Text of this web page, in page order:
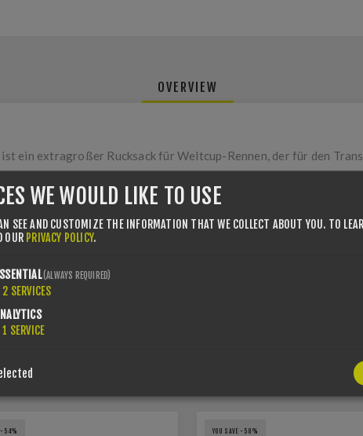
OVERVIEW
ein extragroßer Rucksack für Weltcup-Rennen, der für den
Der Rucksack ist so konzipiert, dass deine Ausrüstung
von der übrigen Ausrüstung, während schützende Innenzonen
Platz für Layer und Ausrüstung für den Renntag. Kleinere
Planenboden halten den Inhalt bei jeglichen
WHO BOUGHT THIS ITEM ALSO
-54% YOU SAVE -58%
WE WOULD LIKE TO USE
SEE AND CUSTOMIZE THE INFORMATION THAT WE COLLECT ABOUT YOU. TO
OUR PRIVACY POLICY.
(ALWAYS REQUIRED)
2 SERVICES
1 SERVICE